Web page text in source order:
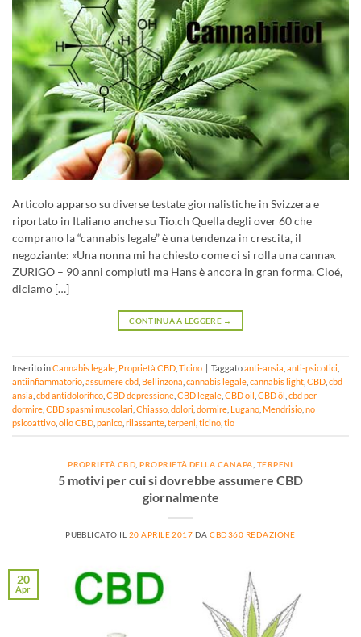
Articolo apparso su diverse testate giornalistiche in Svizzera e
riportato in Italiano anche su Tio.ch Quella degli over 60 che
comprano la “cannabis legale” è una tendenza in crescita, il
negoziante: «Una nonna mi ha chiesto come ci si rolla una canna».
ZURIGO – 90 anni compiuti ma Hans è ancora in gran forma. Cioé,
diciamo […]
CONTINUA A LEGGERE →
Inserito inCannabis legale Proprietà CBD Ticino Taggatoanti-ansia anti-psicotici
antiinfiammatorio assumere cbd Bellinzona cannabis legale cannabis light CBD cbd
ansia cbd antidolorifico CBD depressione CBD legale CBD oil CBD öl cbd per
dormire CBD spasmi muscolari Chiasso dolori dormire Lugano Mendrisio no
psicoattivo olio CBD panico rilassante terpeni ticino tio
PROPRIETÀ CBD,PROPRIETÀ DELLA CANAPA TERPENI
5 motivi per cui si dovrebbe assumere CBD
giornalmente
PUBBLICATO IL 20 APRILE 2017 DACBD360 REDAZIONE
20
Apr